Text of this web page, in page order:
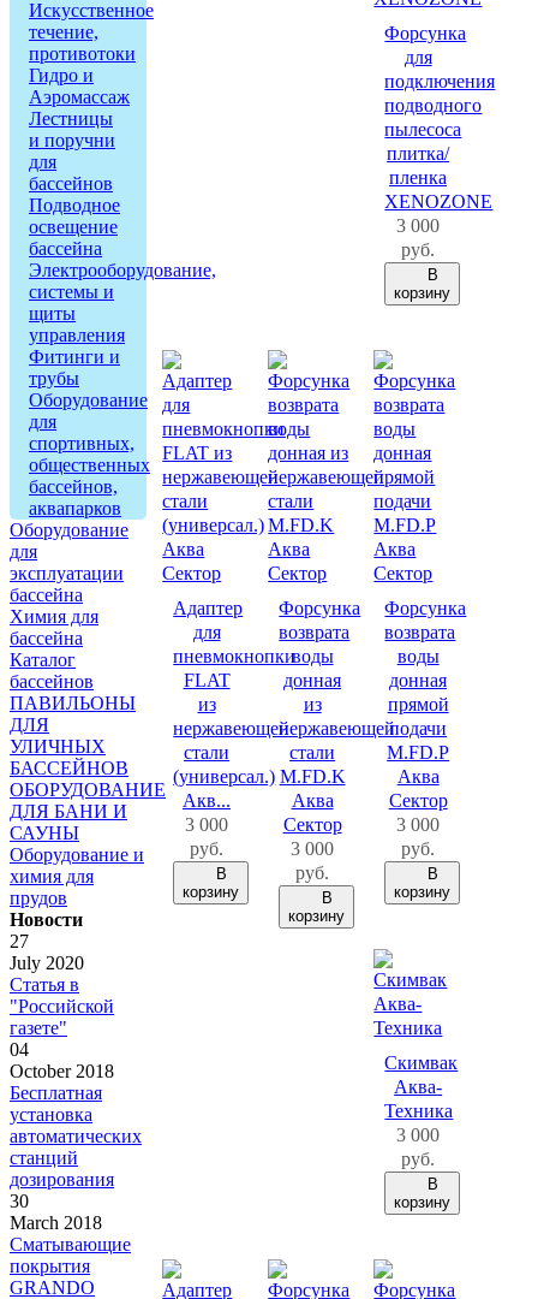
Искусственное
течение,
противотоки
Гидро и
Аэромассаж
Лестницы
и поручни
для
бассейнов
Подводное
освещение
бассейна
Электрооборудование,
системы и
щиты
управления
Фитинги и
трубы
Оборудование
для
спортивных,
общественных
бассейнов,
аквапарков
Оборудование
для
эксплуатации
бассейна
Химия для
бассейна
Каталог
бассейнов
ПАВИЛЬОНЫ
ДЛЯ
УЛИЧНЫХ
БАССЕЙНОВ
ОБОРУДОВАНИЕ
ДЛЯ БАНИ И
САУНЫ
Оборудование и
химия для
прудов
Новости
27
July 2020
Статья в
"Российской
газете"
04
October 2018
Бесплатная
установка
автоматических
станций
дозирования
30
March 2018
Сматывающие
покрытия
GRANDO
Форсунка
для
подключения
подводного
пылесоса
плитка/
пленка
XENOZONE
3 000
руб.
В
корзину
Адаптер
для
пневмокнопки
FLAT
из
нержавеющей
стали
(универсал.)
Акв...
3 000
руб.
В
корзину
Форсунка
возврата
воды
донная
из
нержавеющей
стали
M.FD.K
Аква
Сектор
3 000
руб.
В
корзину
Форсунка
возврата
воды
донная
прямой
подачи
M.FD.P
Аква
Сектор
3 000
руб.
В
корзину
Скимвак
Аква-
Техника
3 000
руб.
В
корзину